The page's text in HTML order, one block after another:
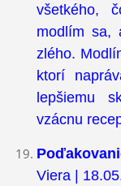
všetkého,
modlím sa,
zlého.
ktorí
lepšiemu
vzácnu
Viera |